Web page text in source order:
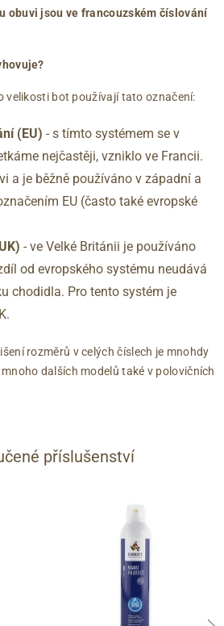
283
292
296
300
304
313
obuvi jsou ve francouzském číslování
velikosti bot používají tato označení:
(EU) - s tímto systémem se v
nejčastěji, vzniklo ve Francii.
a je běžně používáno v západní a
EU (často také evropské
- ve Velké Británii je používáno
od evropského systému neudává
chodidla. Pro tento systém je
rozměrů v celých číslech je mnohdy
dalších modelů také v polovičních
příslušenství